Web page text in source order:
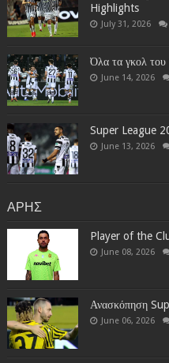
Highlights
July 31, 2026
Όλα τα γκολ
June 14, 2026
Super League
June 13, 2026
ΑΡΗΣ
Player of the
June 08, 2026
Ανασκόπηση
June 06, 2026